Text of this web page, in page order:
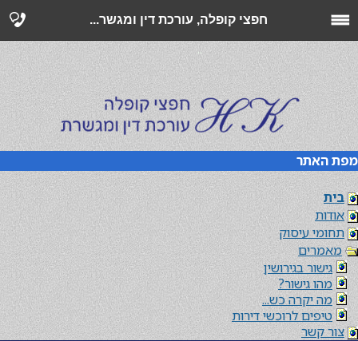
חפצי קופלה, עורכת דין ומגשר...
..
מפת האתר
בית
אודות
תחומי עיסוק
מאמרים
גישור בגירושין
מהו גישור?
מה יקרה כש...
טיפים לרוכשי דירות
צור קשר